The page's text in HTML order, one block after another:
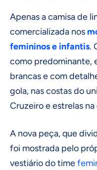
Apenas a camisa de
comercializada nos
femininos e infantis.
como predominante,
brancas e com
gola, nas costas do
Cruzeiro e estrelas na
A nova peça, que
foi mostrada pelo
vestiário do time